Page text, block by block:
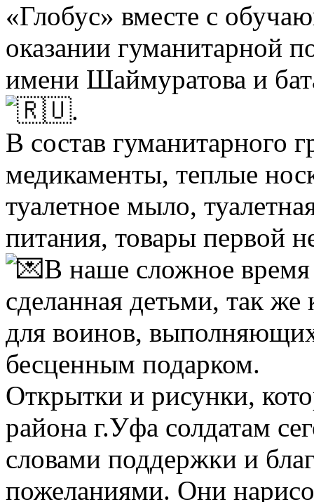
«Глобус» вместе с
оказании гуманитарной
имени Шаймуратова и
.
В состав гуманитарного
медикаменты, теплые
туалетное мыло,
питания, товары первой
В наше сложное время
сделанная детьми, так
для воинов,
бесценным подарком.
Открытки и рисунки,
района г.Уфа солдатам
словами поддержки и
пожеланиями. Они